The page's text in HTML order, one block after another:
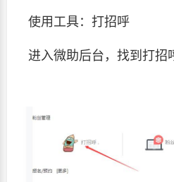
使用工具：打招呼
进入微助后台，找到打招